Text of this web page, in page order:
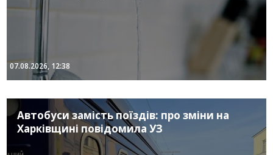
07.08.2026, 12:38
Автобуси замість поїздів: про зміни на
Харківщині повідомила УЗ